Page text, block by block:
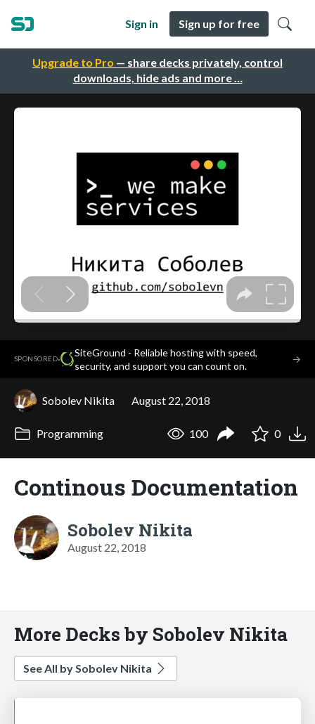
Upgrade to Pro — share decks privately, control
downloads, hide ads and more …
Sign in Sign up for free
SPONSORED·
SiteGround - Reliable hosting with speed,
security, and support you can count on.
→
Sobolev Nikita August 22, 2018
Programming 100 0
Continous Documentation
Sobolev Nikita
August 22, 2018
More Decks by Sobolev Nikita
See All by Sobolev Nikita